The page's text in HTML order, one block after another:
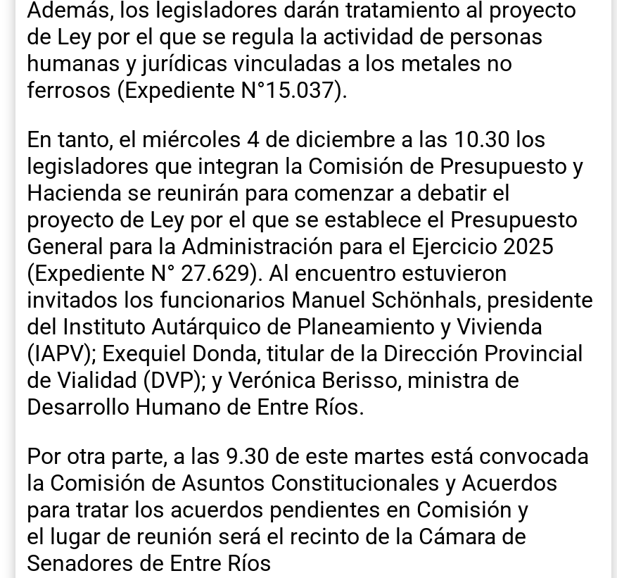
Además, los legisladores darán tratamiento al proyecto
de Ley por el que se regula la actividad de personas
humanas y jurídicas vinculadas a los metales no
ferrosos (Expediente N°15.037).
En tanto, el miércoles 4 de diciembre a las 10.30 los
legisladores que integran la Comisión de Presupuesto y
Hacienda se reunirán para comenzar a debatir el
proyecto de Ley por el que se establece el Presupuesto
General para la Administración para el Ejercicio 2025
(Expediente N° 27.629). Al encuentro estuvieron
invitados los funcionarios Manuel Schönhals, presidente
del Instituto Autárquico de Planeamiento y Vivienda
(IAPV); Exequiel Donda, titular de la Dirección Provincial
de Vialidad (DVP); y Verónica Berisso, ministra de
Desarrollo Humano de Entre Ríos.
Por otra parte, a las 9.30 de este martes está convocada
la Comisión de Asuntos Constitucionales y Acuerdos
para tratar los acuerdos pendientes en Comisión y
el lugar de reunión será el recinto de la Cámara de
Senadores de Entre Ríos